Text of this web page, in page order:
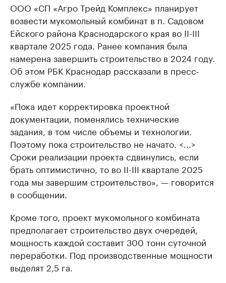
ООО «СП «Агро Трейд Комплекс» планирует
возвести мукомольный комбинат в п. Садовом
Ейского района Краснодарского края во II-III
квартале 2025 года. Ранее компания была
намерена завершить строительство в 2024 году.
Об этом РБК Краснодар рассказали в пресс-
службе компании.
«Пока идет корректировка проектной
документации, поменялись технические
задания, в том числе объемы и технологии.
Поэтому пока строительство не начато. <...>
Сроки реализации проекта сдвинулись, если
брать оптимистично, то во II-III квартале 2025
года мы завершим строительство», — говорится
в сообщении.
Кроме того, проект мукомольного комбината
предполагает строительство двух очередей,
мощность каждой составит 300 тонн суточной
переработки. Под производственные мощности
выделят 2,5 га.